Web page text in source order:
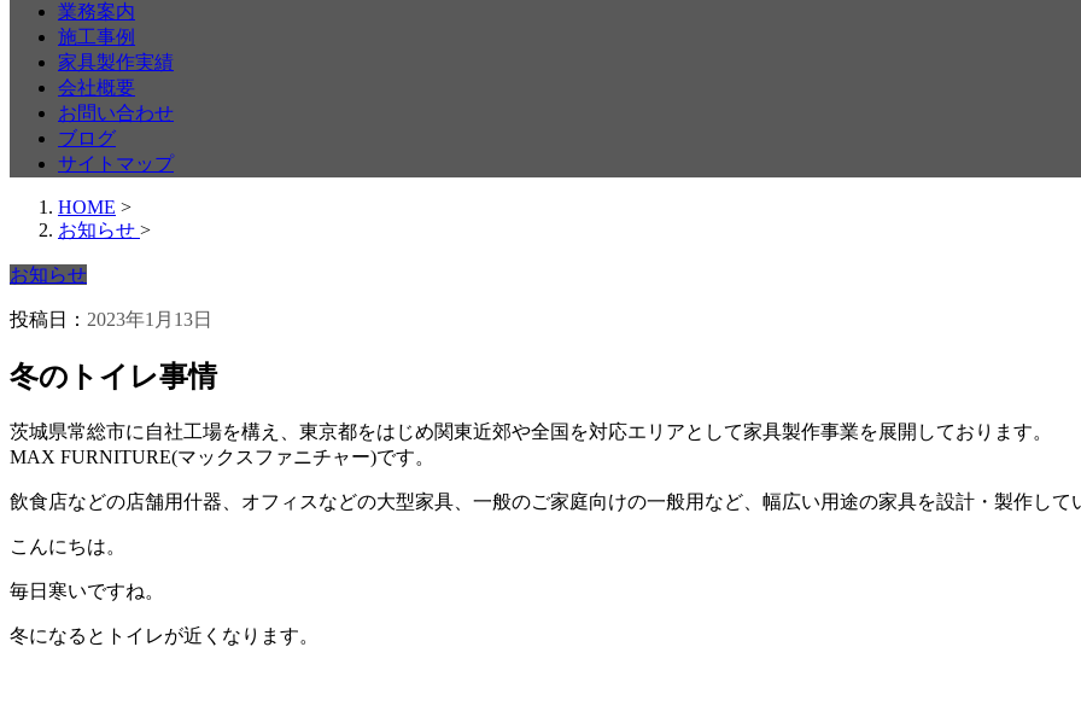
業務案内
施工事例
家具製作実績
会社概要
お問い合わせ
ブログ
サイトマップ
HOME >
お知らせ >
お知らせ
投稿日： 2023年1月13日
冬のトイレ事情
茨城県常総市に自社工場を構え、東京都をはじめ関東近郊や全国を対応エリアとして家具製作事業を展開しております。
MAX FURNITURE(マックスファニチャー)です。
飲食店などの店舗用什器、オフィスなどの大型家具、一般のご家庭向けの一般用など、幅広い用途の家具を設計・製作して
こんにちは。
毎日寒いですね。
冬になるとトイレが近くなります。